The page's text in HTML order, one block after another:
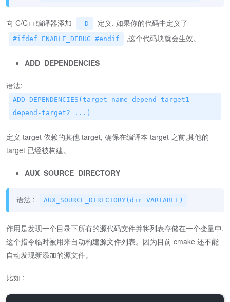
向 C/C++编译器添加 -D 定义. 如果你的代码中定义了
#ifdef ENABLE_DEBUG #endif ,这个代码块就会生效。
ADD_DEPENDENCIES
语法:
ADD_DEPENDENCIES(target-name depend-target1
depend-target2 ...)
定义 target 依赖的其他 target, 确保在编译本 target 之前,其他的
target 已经被构建。
AUX_SOURCE_DIRECTORY
语法 : AUX_SOURCE_DIRECTORY(dir VARIABLE)
作用是发现一个目录下所有的源代码文件并将列表存储在一个变量中,
这个指令临时被用来自动构建源文件列表。因为目前 cmake 还不能
自动发现新添加的源文件。
比如 :